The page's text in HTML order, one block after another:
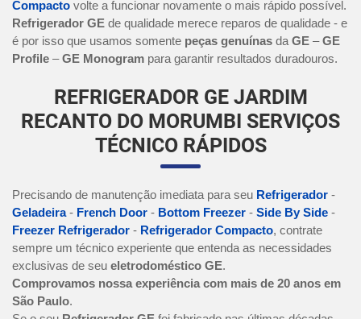
Compacto volte a funcionar novamente o mais rápido possível.
Refrigerador GE de qualidade merece reparos de qualidade - e
é por isso que usamos somente peças genuínas da GE –GE
Profile –GE Monogram para garantir resultados duradouros.
REFRIGERADOR GE JARDIM
RECANTO DO MORUMBI SERVIÇOS
TÉCNICO RÁPIDOS
Precisando de manutenção imediata para seu Refrigerador -
Geladeira- French Door - Bottom Freezer - Side By Side -
Freezer Refrigerador - Refrigerador Compacto, contrate
sempre um técnico experiente que entenda as necessidades
exclusivas de seu eletrodoméstico GE.
Comprovamos nossa experiência com mais de 20 anos em
São Paulo.